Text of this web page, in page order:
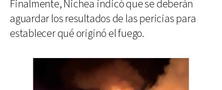
Finalmente, Nichea indicó que se deberán
aguardar los resultados de las pericias para
establecer qué originó el fuego.